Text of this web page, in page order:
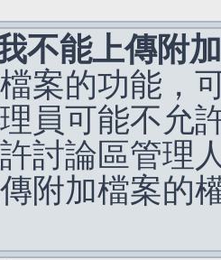
不能上傳附
案的功能，
員可能不允
討論區管理
附加檔案的